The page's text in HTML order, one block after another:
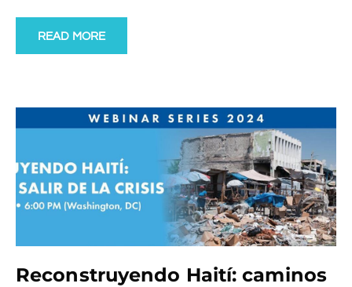
READ MORE
Reconstruyendo Haití: caminos